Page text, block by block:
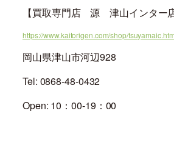
【買取専門店 源 津山インター店
https://www.kaitorigen.com/shop/
岡山県津山市河辺928
Tel: 0868-48-0432
Open: 10：00-19：00